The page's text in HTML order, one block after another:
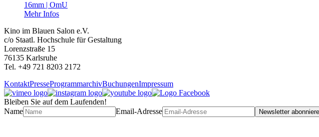
16mm | OmU
Mehr Infos
Kino im Blauen Salon e.V.
c/o Staatl. Hochschule für Gestaltung
Lorenzstraße 15
76135 Karlsruhe
Tel. +49 721 8203 2172
KontaktPresseProgrammarchivBuchungenImpressum
Bleiben Sie auf dem Laufenden!
Name
Email-Adresse Newsletter